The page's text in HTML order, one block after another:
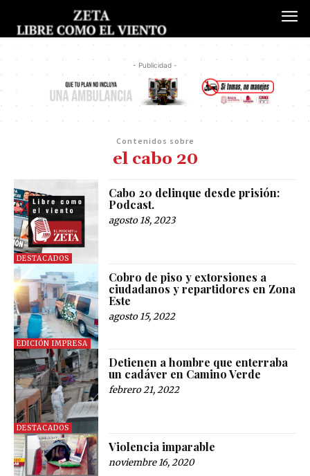
- Publicidad -
Contenidos sobre
el cabo 20
DESTACADOS
Cabo 20 delinque desde prisión:
Podcast.
agosto 18, 2023
EDICIÓN IMPRESA
Cobro de piso y extorsiones a
ciudadanos y repartidores en Zona
Este
agosto 15, 2022
DESTACADOS
Detienen a hombre que enterraba
un cadáver en Camino Verde
febrero 21, 2022
Violencia imparable
noviembre 16, 2020